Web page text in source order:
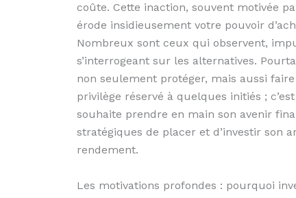
coûte. Cette inaction, souvent motivée
érode insidieusement votre pouvoir
Nombreux sont ceux qui observent,
s’interrogeant sur les alternatives.
non seulement protéger, mais aussi
privilège réservé à quelques initiés ;
souhaite prendre en main son avenir
stratégiques de placer et d’investir son
rendement.
Les motivations profondes : pourquoi